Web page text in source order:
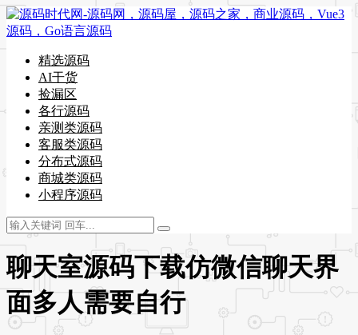
精选源码
AI干货
捡漏区
各行源码
亲测类源码
客服类源码
分布式源码
商城类源码
小程序源码
聊天室源码下载仿微信聊天界
面多人需要自行